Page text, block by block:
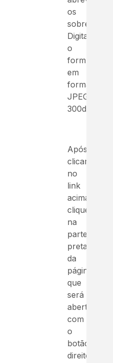
os
sobrenomes.
Digitalizar
o
formulário
em
formato
JPEG,
300dpi.”
Após
clicar
no
link
acima,
clique
na
parte
preta
da
página
que
será
aberta
com
o
botão
direito